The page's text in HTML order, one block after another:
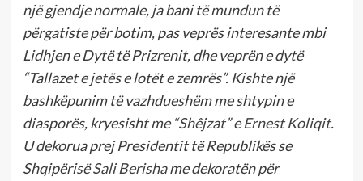
një gjendje normale, ja bani të mundun të
përgatiste për botim, pas veprës interesante mbi
Lidhjen e Dytë të Prizrenit, dhe veprën e dytë
“Tallazet e jetës e lotët e zemrës”. Kishte një
bashkëpunim të vazhdueshëm me shtypin e
diasporës, kryesisht me “Shêjzat” eErnest Koliqit.
U dekorua prej Presidentit të Republikës se
ShqipërisëSali Berishame dekoratën për